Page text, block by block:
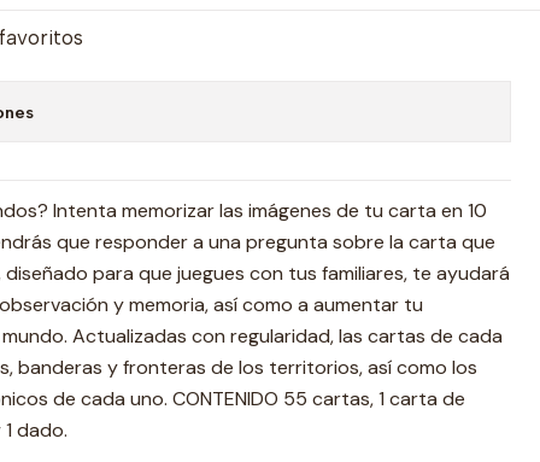
Intenta memorizar las imágenes de tu carta en 10
que responder a una pregunta sobre la carta que
diseñado para que juegues con tus familiares, te ayudará
y memoria, así como a aumentar tu
Actualizadas con regularidad, las cartas de cada
banderas y fronteras de los territorios, así como los
de cada uno. CONTENIDO 55 cartas, 1 carta de
dado.